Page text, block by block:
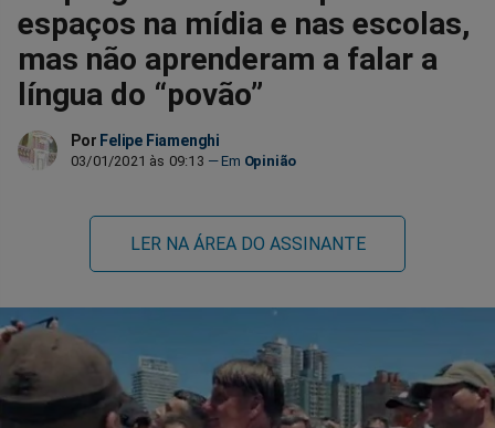
no
Facebook
no
Whatsapp
no
Twitter
no
Messenger
no
TelegramGettr
espaços na mídia e nas escolas,
mas não aprenderam a falar a
língua do “povão”
Por Felipe Fiamenghi
03/01/2021 às 09:13 Opinião
LER NA ÁREA DO ASSINANTE